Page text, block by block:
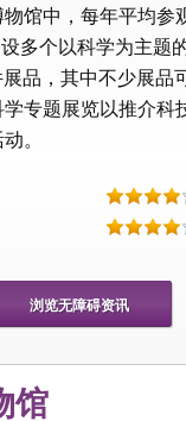
馆中，每年平均参
多个以科学为主题
品，其中不少展品
专题展览以推介科
。
浏览无障碍资讯
馆